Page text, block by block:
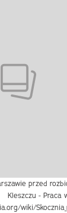
przed
Kleszczu - Praca
wiki/